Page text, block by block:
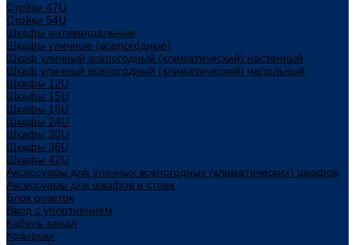
Стойки 47U
Стойки 54U
Шкафы антивандальные
Шкафы уличные (всепогодные)
Шкаф уличный всепогодный (климатический) настенный
Шкаф уличный всепогодный (климатический) напольный
Шкафы 12U
Шкафы 15U
Шкафы 18U
Шкафы 24U
Шкафы 30U
Шкафы 36U
Шкафы 42U
Аксессуары для уличных всепогодных (климатических) шкафов
Аксессуары для шкафов и стоек
Блок розеток
Ввод с уплотнением
Кабель канал
Козырьки